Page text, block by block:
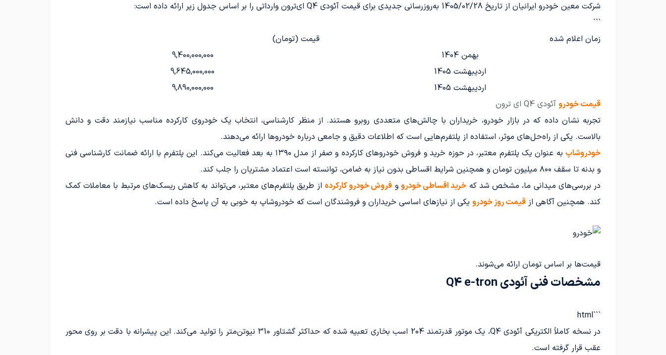
شرکت معین خودرو ایرانیان از تاریخ 1405/02/28 به‌روزرسانی جدیدی برای قیمت آئودی Q4 ای‌ترون وارداتی را بر اساس جدول زیر ارائه داده است:
```
قیمت خودرو آئودی Q4 ای ترون
زمان اعلام شده
قیمت (تومان)
بهمن 1404
9,400,000,000
اردیبهشت 1405
9,645,000,000
اردیبهشت 1405
9,890,000,000
تجربه نشان داده که در بازار خودرو، خریداران با چالش‌های متعددی روبرو هستند. از منظر کارشناسی، انتخاب یک خودروی کارکرده مناسب نیازمند دقت و دانش
بالاست. یکی از راه‌حل‌های موثر، استفاده از پلتفرم‌هایی است که اطلاعات دقیق و جامعی درباره خودروها ارائه می‌دهند.
خودروشاپ
به عنوان یک پلتفرم معتبر، در حوزه خرید و فروش خودروهای کارکرده و صفر از مدل ۱۳۹۰ به بعد فعالیت می‌کند. این پلتفرم با ارائه ضمانت کارشناسی فنی
و بدنه تا سقف ۸۰۰ میلیون تومان و همچنین شرایط اقساطی بدون نیاز به ضامن، توانسته است اعتماد مشتریان را جلب کند.
در بررسی‌های میدانی ما، مشخص شد که خرید اقساطی خودرو و فروش خودرو کارکرده از طریق پلتفرم‌های معتبر، می‌تواند به کاهش ریسک‌های مرتبط با معاملات کمک
کند. همچنین آگاهی از قیمت روز خودرو یکی از نیازهای اساسی خریداران و فروشندگان است که خودروشاپ به خوبی به آن پاسخ داده است.
قیمت‌ها بر اساس تومان ارائه می‌شوند.
مشخصات فنی آئودی Q4 e-tron
```html
در نسخه کاملاً الکتریکی آئودی Q4، یک موتور قدرتمند 204 اسب بخاری تعبیه شده که حداکثر گشتاور 310 نیوتن‌متر را تولید می‌کند. این پیشرانه با دقت بر روی محور
عقب قرار گرفته است.